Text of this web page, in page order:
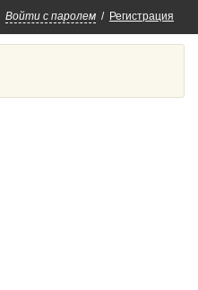
Войти с паролем / Регистрация